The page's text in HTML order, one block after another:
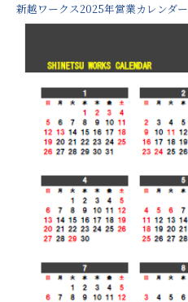
新越ワークス2025年営業カレンダー